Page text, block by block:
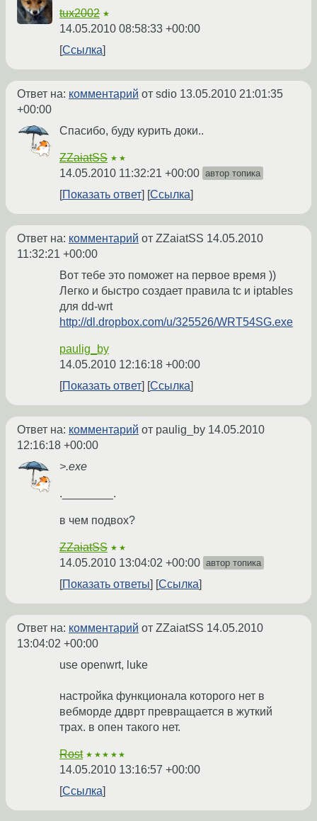
tux2002 ★
14.05.2010 08:58:33 +00:00
Ссылка
Ответ на: комментарий от sdio 13.05.2010 21:01:35
+00:00
Спасибо, буду курить доки..
ZZaiatSS ★★
14.05.2010 11:32:21 +00:00 автор топика
Показать ответ Ссылка
Ответ на: комментарий от ZZaiatSS 14.05.2010
11:32:21 +00:00
Вот тебе это поможет на первое время ))
Легко и быстро создает правила tc и iptables
для dd-wrt
http://dl.dropbox.com/u/325526/WRT54SG.exe
paulig_by
14.05.2010 12:16:18 +00:00
Показать ответ
Ссылка
Ответ на: комментарий от paulig_by 14.05.2010
12:16:18 +00:00
>.exe
.________.
в чем подвох?
ZZaiatSS ★★
14.05.2010 13:04:02 +00:00 автор топика
Показать ответы Ссылка
Ответ на: комментарий от ZZaiatSS 14.05.2010
13:04:02 +00:00
use openwrt, luke
настройка функционала которого нет в
вебморде ддврт превращается в жуткий
трах. в опен такого нет.
Rost ★★★★★
14.05.2010 13:16:57 +00:00
Ссылка